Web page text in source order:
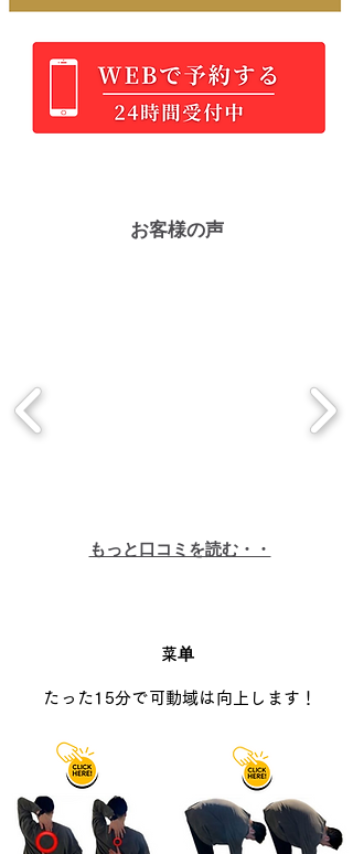
お客様の声
もっと口コミを読む・・
菜单
たった15分で可動域は向上します！